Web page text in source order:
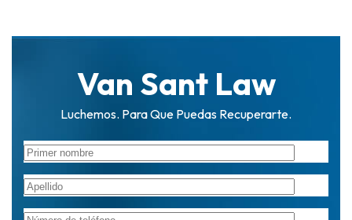
Van Sant Law
Luchemos. Para Que Puedas Recuperarte.